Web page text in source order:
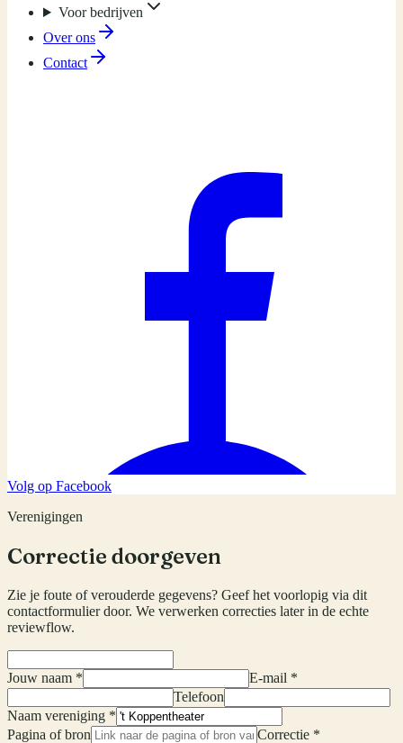
Voor bedrijven
Over ons
Contact
Volg op Facebook
Verenigingen
Correctie doorgeven
Zie je foute of verouderde gegevens? Geef het voorlopig via dit
contactformulier door. We verwerken correcties later in de echte
reviewflow.
Jouw naam *
E-mail *
Telefoon
Naam vereniging *
Pagina of bron
Correctie *